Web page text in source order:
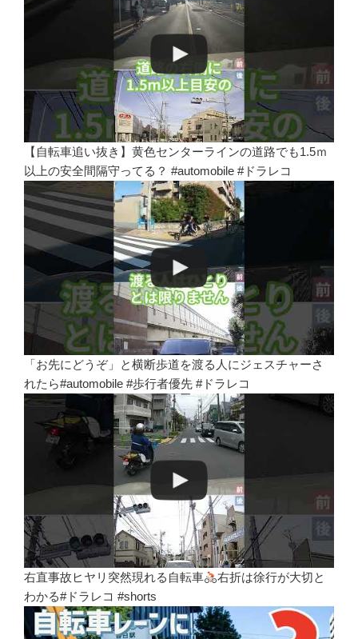
【自転車追い抜き】黄色センターラインの道路でも1.5ｍ
以上の安全間隔守ってる？ #automobile #ドラレコ
「お先にどうぞ」と横断歩道を渡る人にジェスチャーさ
れたら#automobile #歩行者優先 #ドラレコ
右直事故ヒヤリ突然現れる自転車
右折は徐行が大切と
わかる#ドラレコ #shorts